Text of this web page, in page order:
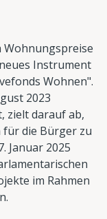
Instrument
Wohnen".
2023
zielt darauf ab,
für die Bürger zu
Januar 2025
im Rahmen